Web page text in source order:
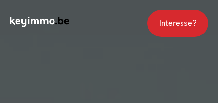
Interesse?